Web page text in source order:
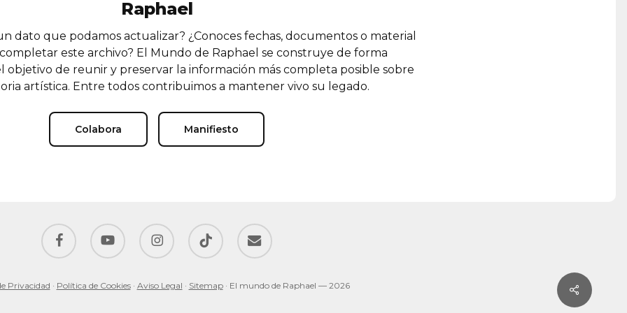
Share
Raphael
dato que podamos actualizar? ¿Conoces fechas, documentos o material
este archivo? El Mundo de Raphael se construye de forma
objetivo de reunir y preservar la información más completa posible sobre
artística. Entre todos contribuimos a mantener vivo su legado.
Colabora Manifiesto
facebook youtube instagram tiktok email
Privacidad · Política de Cookies· Aviso Legal · Sitemap· El mundo de Raphael — 2026